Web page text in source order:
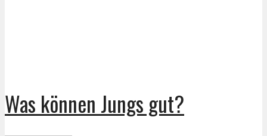
Was können Jungs gut?